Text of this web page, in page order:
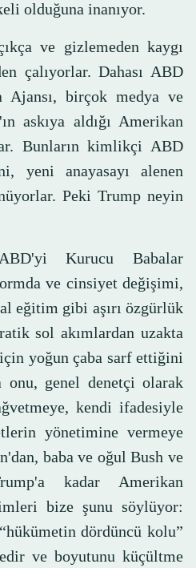
olduğuna inanıyor.
ve gizlemeden kaygı
çalıyorlar. Dahası ABD
Ajansı, birçok medya ve
askıya aldığı Amerikan
Bunların kimlikçi ABD
yeni anayasayı alenen
Peki Trump neyin
Kurucu Babalar
ve cinsiyet değişimi,
eğitim gibi aşırı özgürlük
sol akımlardan uzakta
yoğun çaba sarf ettiğini
genel denetçi olarak
kendi ifadesiyle
yönetimine vermeye
baba ve oğul Bush ve
kadar Amerikan
bize şunu söylüyor:
dördüncü kolu”
ve boyutunu küçültme